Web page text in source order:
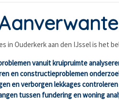
in Ouderkerk aan den IJssel is het
vanuit kruipruimte
en constructieproblemen
en verborgen lekkages controleren
tussen fundering en woning